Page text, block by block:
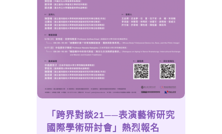
「跨界對談21──表演藝術研究
國際學術研討會」熱烈報名